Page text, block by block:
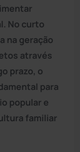
No curto
na geração
através
prazo, o
para
popular e
familiar